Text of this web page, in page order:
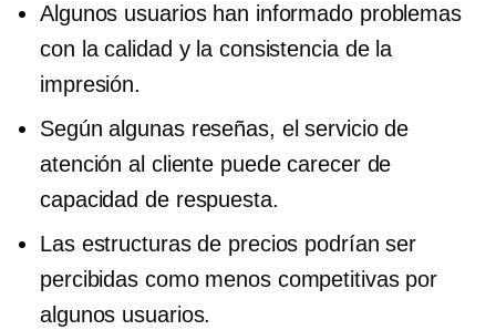
Algunos usuarios han informado problemas
con la calidad y la consistencia de la
impresión.
Según algunas reseñas, el servicio de
atención al cliente puede carecer de
capacidad de respuesta.
Las estructuras de precios podrían ser
percibidas como menos competitivas por
algunos usuarios.